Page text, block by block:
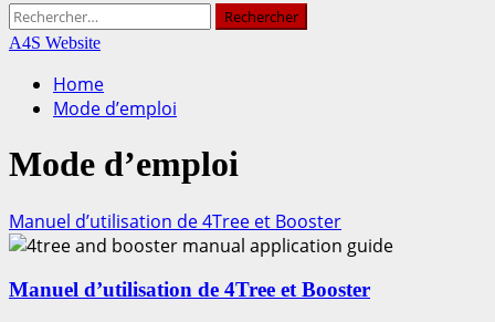
Rechercher :
A4S Website
Home
Mode d’emploi
Mode d’emploi
Manuel d’utilisation de 4Tree et Booster
Manuel d’utilisation de 4Tree et Booster